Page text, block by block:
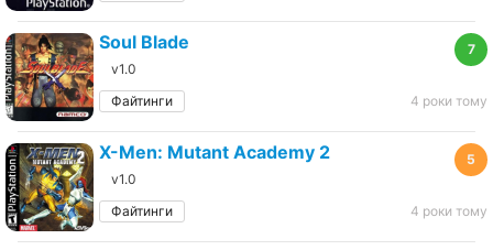
7
Soul Blade
v1.0
Файтинги
4 роки тому
5
X-Men: Mutant Academy 2
v1.0
Файтинги
4 роки тому